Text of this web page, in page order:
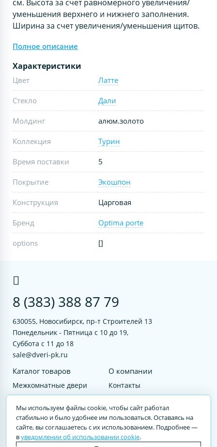
см. Высота за счет равномерного увеличения/
уменьшения верхнего и нижнего заполнения.
Ширина за счет увеличения/уменьшения щитов.
Полное описание
Характеристики
Цвет Латте
Стекло Дали
Молдинг алюм.золото
Коллекция Турин
Время поставки 5
Покрытие Экошпон
Конструкция Царговая
Бренд Optima porte
options []
8 (383) 388 87 79
630055, Новосибирск, пр-т Строителей 13
Понедельник - Пятница с 10 до 19,
Суббота с 11 до 18
sale@dveri-pk.ru
Каталог товаров
Межкомнатные двери
Входные двери
Услуги
О компании
Контакты
© 2023 DVERI-PK.RU Авторские права защищены. Полное или частичное
Мы используем файлы cookie, чтобы сайт работал
стабильно и было удобнее им пользоваться. Оставаясь на
сайте, вы соглашаетесь с их использованием. Подробнее —
вуведомлении об использовании cookie.